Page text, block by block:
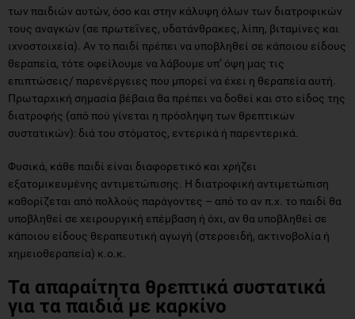
των παιδιών αυτών, όσο και στην κάλυψη όλων των διατροφικών
τους αναγκών (σε πρωτεΐνες, υδατάνθρακες, λίπη, βιταμίνες και
ιχνοστοιχεία). Αν το παιδί πρέπει να υποβληθεί σε κάποιου είδους
θεραπεία, τότε οφείλουμε να λάβουμε υπ’ όψη μας τις
επιπτώσεις/ παρενέργειες που μπορεί να έχει η θεραπεία αυτή.
Πρωταρχική σημασία βέβαια θα πρέπει να δοθεί και στο είδος της
διατροφής (από πού γίνεται η πρόσληψη των θρεπτικών
συστατικών): διά του στόματος, εντερικά ή παρεντερικά.
Φυσικά, κάθε παιδί είναι διαφορετικό και χρήζει
εξατομικευμένης αντιμετώπισης. Η διατροφική αντιμετώπιση
καθορίζεται από πολλούς παράγοντες – από το αν π.χ. το παιδί θα
υποβληθεί σε χειρουργική επέμβαση ή όχι, αν θα υποβληθεί σε
κάποιου είδους θεραπευτική αγωγή (στεροειδή, ακτινοβολία ή
χημειοθεραπεία) κ.ο.κ.
Τα απαραίτητα θρεπτικά συστατικά
για τα παιδιά με καρκίνο